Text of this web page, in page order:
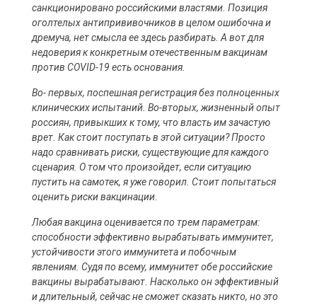
санкционировано российскими властями. Позиция
оголтелых антипрививочников в целом ошибочна и
дремуча, нет смысла ее здесь разбирать. А вот для
недоверия к конкретным отечественным вакцинам
против COVID-19 есть основания.
Во- первых, поспешная регистрация без полноценных
клинических испытаний. Во-вторых, жизненный опыт
россиян, привыкших к тому, что власть им зачастую
врет. Как стоит поступать в этой ситуации? Просто
надо сравнивать риски, существующие для каждого
сценария. О том что произойдет, если ситуацию
пустить на самотек, я уже говорил. Стоит попытаться
оценить риски вакцинации.
Любая вакцина оценивается по трем параметрам:
способности эффективно вырабатывать иммунитет,
устойчивости этого иммунитета и побочным
явлениям. Судя по всему, иммунитет обе российские
вакцины вырабатывают. Насколько он эффективный
и длительный, сейчас не сможет сказать никто, но это